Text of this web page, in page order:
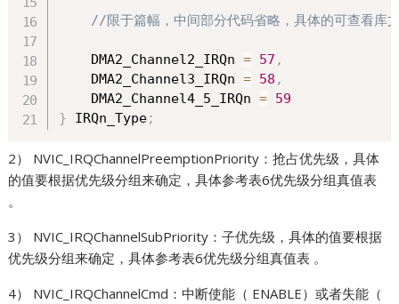
//限于篇幅，中间部分代码省略，具体的可查看
    DMA2_Channel2_IRQn
= 57 ,
    DMA2_Channel3_IRQn
= 58 ,
    DMA2_Channel4_5_IRQn
= 59
} IRQn_Type;
2） NVIC_IRQChannelPreemptionPriority：抢占优先级，具体
的值要根据优先级分组来确定，具体参考表6优先级分组真值表
。
3） NVIC_IRQChannelSubPriority：子优先级，具体的值要根据
优先级分组来确定，具体参考表6优先级分组真值表 。
4） NVIC_IRQChannelCmd：中断使能（ ENABLE）或者失能（